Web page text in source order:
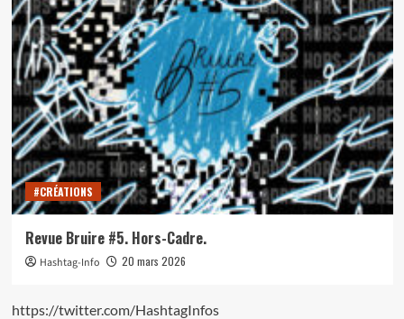
#CRÉATIONS
Revue Bruire #5. Hors-Cadre.
Hashtag-Info 20 mars 2026
https://twitter.com/HashtagInfos